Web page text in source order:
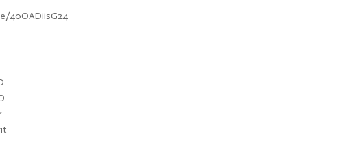
40OADiisG24